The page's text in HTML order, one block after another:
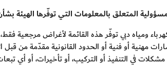
المتعلق بالمعلومات التي توفّرها الهيئة
ومياه دبي توفّر هذه القائمة لأغراض مرجعية
مهنية أو فنية أو الحدود القانونية مقدّمة من
في التنفيذ أو التركيب، أو تأخيرات، أو أي